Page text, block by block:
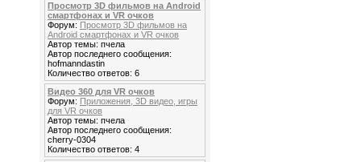
Просмотр 3D фильмов на Android
смартфонах и VR очков
Форум: Просмотр 3D фильмов на
Android смартфонах и VR очков
Автор темы: пчела
Автор последнего сообщения:
hofmanndastin
Количество ответов: 6
Видео 360 для VR очков
Форум: Приложения, 3D видео, игры
для VR очков
Автор темы: пчела
Автор последнего сообщения:
cherry-0304
Количество ответов: 4